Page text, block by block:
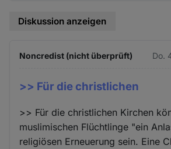
Diskussion anzeigen
Noncredist (nicht überprüft) Do.
>> Für die christlichen
>> Für die christlichen Kirchen
muslimischen Flüchtlinge "ein
religiösen Erneuerung sein. Eine